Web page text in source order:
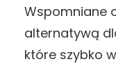
Wspomniane
alternatywą
które szybko